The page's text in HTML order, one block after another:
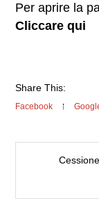
Per aprire la
Cliccare qui
Share This:
Facebook